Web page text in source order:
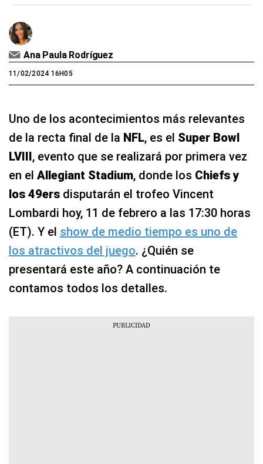
Ana Paula Rodríguez
11/02/2024 16H05
Uno de los acontecimientos más relevantes
de la recta final de la NFL, es el Super Bowl
LVIII, evento que se realizará por primera vez
en el Allegiant Stadium, donde los Chiefs y
los 49ers disputarán el trofeo Vincent
Lombardi hoy, 11 de febrero a las 17:30 horas
(ET). Y el show de medio tiempo es uno de
los atractivos del juego. ¿Quién se
presentará este año? A continuación te
contamos todos los detalles.